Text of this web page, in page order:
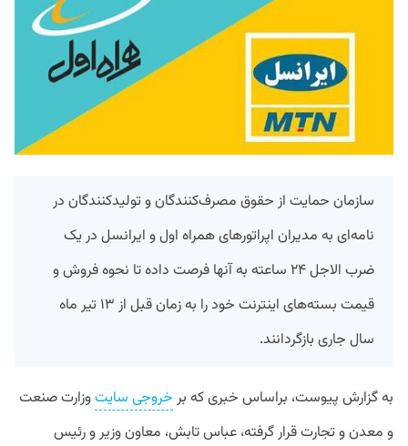
سازمان حمایت از حقوق مصرف‌کنندگان و تولیدکنندگان در
نامه‌ای به مدیران اپراتورهای همراه اول و ایرانسل در یک
ضرب الاجل ۲۴ ساعته به آنها فرصت داده تا نحوه فروش و
قیمت بسته‌های اینترنت خود را به زمان قبل از ۱۳ تیر ماه
سال جاری بازگردانند.
به گزارش پیوست، براساس خبری که بر خروجی سایتوزارت صنعت
و معدن و تجارت قرار گرفته، عباس تابش، معاون وزیر و رئیس